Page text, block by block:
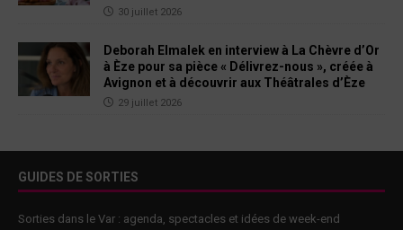
30 juillet 2026
Deborah Elmalek en interview à La Chèvre d’Or
à Èze pour sa pièce « Délivrez-nous », créée à
Avignon et à découvrir aux Théâtrales d’Èze
29 juillet 2026
GUIDES DE SORTIES
Sorties dans le Var : agenda, spectacles et idées de week-end